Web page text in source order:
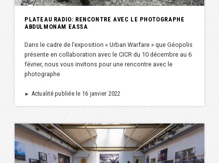
PLATEAU RADIO: RENCONTRE AVEC LE PHOTOGRAPHE
ABDULMONAM EASSA
Dans le cadre de l’exposition « Urban Warfare » que Géopolis
présente en collaboration avec le CICR du 10 décembre au 6
février, nous vous invitons pour une rencontre avec le
photographe
► Actualité publiée le 16 janvier 2022